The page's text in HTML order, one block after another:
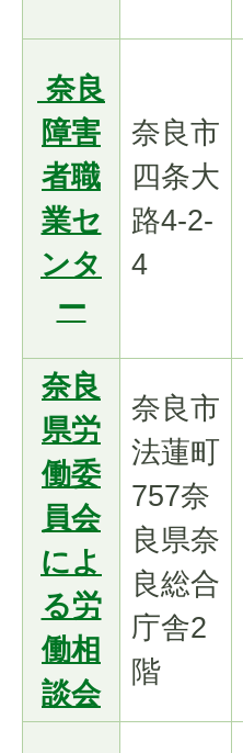
奈良
障害
者職
業セ
ンタ
ー
奈良市
四条大
路4-2-
4
奈良
県労
働委
員会
によ
る労
働相
談会
奈良市
法蓮町
757奈
良県奈
良総合
庁舎2
階